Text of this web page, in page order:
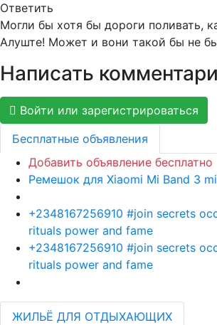
Ответить
Могли бы хотя бы дороги поливать,
Алуште! Может и вони такой бы не
Написать
Войти или зарегистрироваться
Бесплатные объявления
Добавить объявление бесплатно
Ремешок для Xiaomi Mi Band 3
+2348167256910 #join secrets
rituals power and fame
+2348167256910 #join secrets
rituals power and fame
ЖИЛЬЁ ДЛЯ ОТДЫХАЮЩИХ